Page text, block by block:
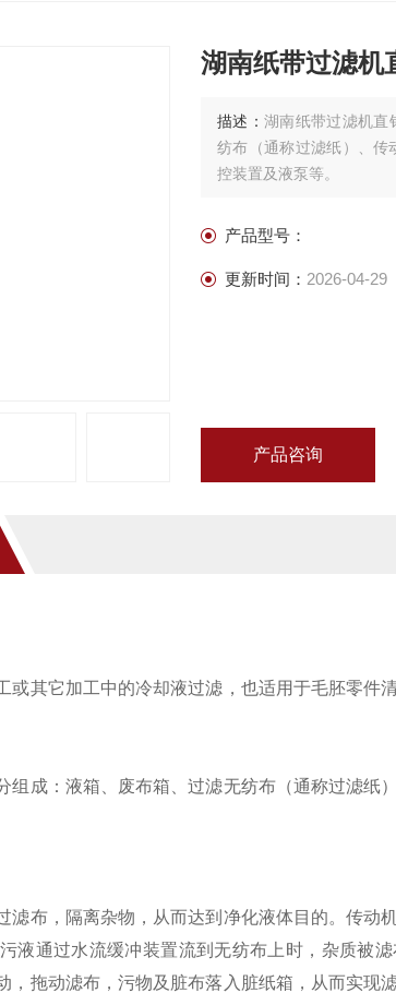
湖南纸带过滤机
描述：湖南纸带过滤机直
纺布（通称过滤纸）、传
控装置及液泵等。
产品型号：
更新时间： 2026-04-29
产品咨询
或其它加工中的冷却液过滤，也适用于毛胚零件
组成：液箱、废布箱、过滤无纺布（通称过滤纸
滤布，隔离杂物，从而达到净化液体目的。传动
液通过水流缓冲装置流到无纺布上时，杂质被
，拖动滤布，污物及脏布落入脏纸箱，从而实现